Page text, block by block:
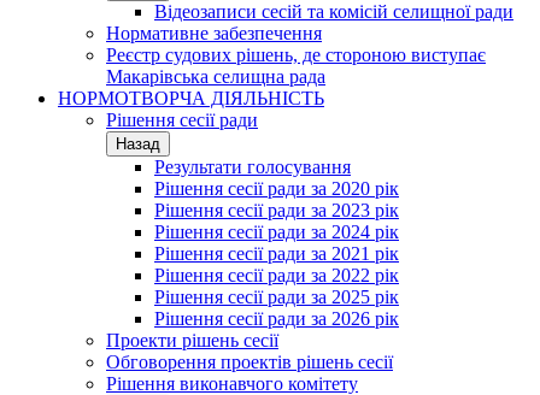
Відеозаписи сесій та комісій селищної ради
Нормативне забезпечення
Реєстр судових рішень, де стороною виступає
Макарівська селищна рада
НОРМОТВОРЧА ДІЯЛЬНІСТЬ
Рішення сесії ради
Назад
Результати голосування
Рішення сесії ради за 2020 рік
Рішення сесії ради за 2023 рік
Рішення сесії ради за 2024 рік
Рішення сесії ради за 2021 рік
Рішення сесії ради за 2022 рік
Рішення сесії ради за 2025 рік
Рішення сесії ради за 2026 рік
Проекти рішень сесії
Обговорення проектів рішень сесії
Рішення виконавчого комітету